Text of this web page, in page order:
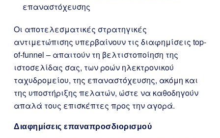
επαναστόχευσης
Οι αποτελεσματικές στρατηγικές
αντιμετώπισης υπερβαίνουν τις διαφημίσεις top-
of-funnel – απαιτούν τη βελτιστοποίηση της
ιστοσελίδας σας, των ροών ηλεκτρονικού
ταχυδρομείου, της επαναστόχευσης, ακόμη και
της υποστήριξης πελατών, ώστε να καθοδηγούν
απαλά τους επισκέπτες προς την αγορά.
Διαφημίσεις επαναπροσδιορισμού